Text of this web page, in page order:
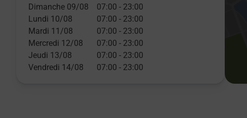
Dimanche 09/08
07:00 - 23:00
Lundi 10/08
07:00 - 23:00
Mardi 11/08
07:00 - 23:00
Mercredi 12/08
07:00 - 23:00
Jeudi 13/08
07:00 - 23:00
Vendredi 14/08
07:00 - 23:00